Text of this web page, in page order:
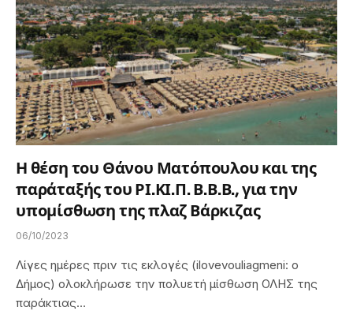
Η θέση του Θάνου Ματόπουλου και της
παράταξής του ΡΙ.ΚΙ.Π. Β.Β.Β., για την
υπομίσθωση της πλαζ Βάρκιζας
06/10/2023
Λίγες ημέρες πριν τις εκλογές (ilovevouliagmeni: ο
Δήμος) ολοκλήρωσε την πολυετή μίσθωση ΟΛΗΣ της
παράκτιας…